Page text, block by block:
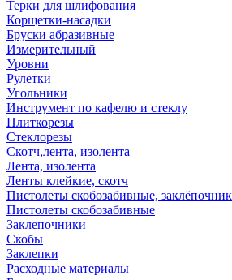
Терки для шлифования
Корщетки-насадки
Бруски абразивные
Измерительный
Уровни
Рулетки
Угольники
Инструмент по кафелю и стеклу
Плиткорезы
Стеклорезы
Скотч,лента, изолента
Лента, изолента
Ленты клейкие, скотч
Пистолеты скобозабивные,
Пистолеты скобозабивные
Заклепочники
Скобы
Заклепки
Расходные материалы